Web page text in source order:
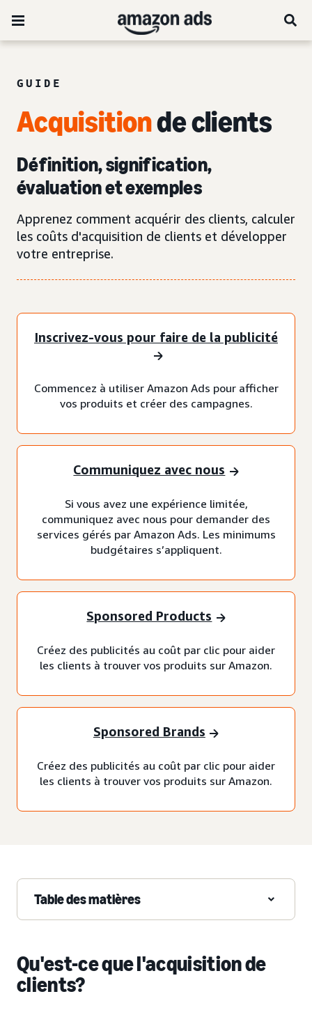
GUIDE
Acquisitionde clients
Définition, signification,
évaluation et exemples
Apprenez comment acquérir des clients, calculer
les coûts d'acquisition de clients et développer
votre entreprise.
Inscrivez-vous pour faire de la publicité
Commencez à utiliser Amazon Ads pour afficher
vos produits et créer des campagnes.
Communiquez avec nous
Si vous avez une expérience limitée,
communiquez avec nous pour demander des
services gérés par Amazon Ads. Les minimums
budgétaires s’appliquent.
Sponsored Products
Créez des publicités au coût par clic pour aider
les clients à trouver vos produits sur Amazon.
Sponsored Brands
Créez des publicités au coût par clic pour aider
les clients à trouver vos produits sur Amazon.
Table des matières
Qu'est-ce que l'acquisition de
clients?